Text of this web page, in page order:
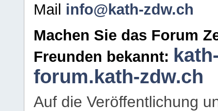
Mail info@kath-zdw.ch
Machen Sie das Forum
Freunden bekannt:
forum.kath-zdw.ch
Auf die Veröffentlichung